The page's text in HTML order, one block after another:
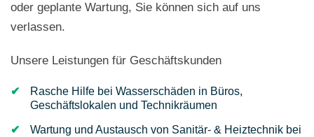
oder geplante Wartung, Sie können sich auf uns
verlassen.
Unsere Leistungen für Geschäftskunden
Rasche Hilfe bei Wasserschäden in Büros,
Geschäftslokalen und Technikräumen
Wartung und Austausch von Sanitär- & Heiztechnik bei